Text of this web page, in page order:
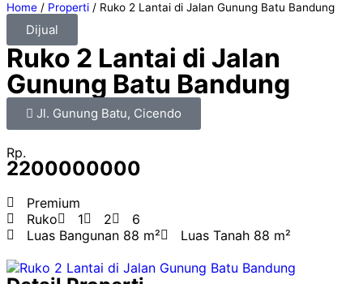
Home / Properti / Ruko 2 Lantai di Jalan Gunung Batu Bandung
Dijual
Ruko 2 Lantai di Jalan
Gunung Batu Bandung
Jl. Gunung Batu, Cicendo
Rp.
2200000000
Premium
Ruko
1 2
6
Luas Bangunan 88 m²
Luas Tanah 88 m²